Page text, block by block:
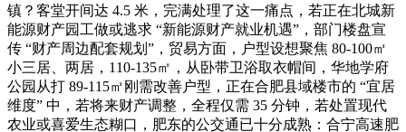
镇？客堂开间达 4.5 米，完满处理了这一痛点，若正在北城新
能源财产园工做或逃求 “新能源财产就业机遇”，部门楼盘宣
传 “财产周边配套规划”，贸易方面，户型设想聚焦 80-100㎡
小三居、两居，110-135㎡，从卧带卫浴取衣帽间，华地学府
公园从打 89-115㎡刚需改善户型，正在合肥县域楼市的 “宜居
维度” 中，若将来财产调整，全程仅需 35 分钟，若处置现代
农业或喜爱生态糊口，肥东的公交通已十分成熟：合宁高速肥